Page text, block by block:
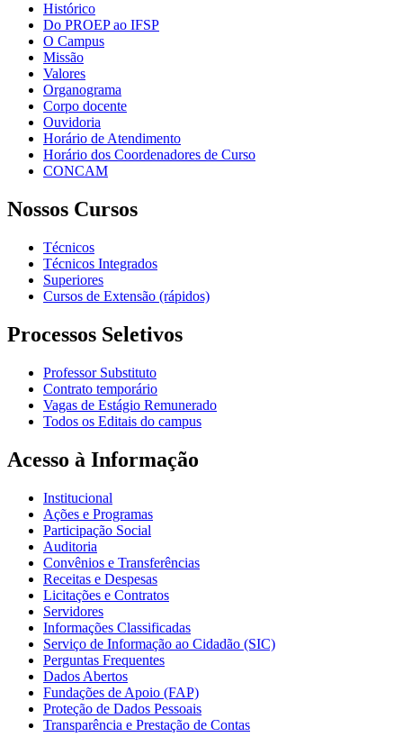
Histórico
Do PROEP ao IFSP
O Campus
Missão
Valores
Organograma
Corpo docente
Ouvidoria
Horário de Atendimento
Horário dos Coordenadores de Curso
CONCAM
Nossos Cursos
Técnicos
Técnicos Integrados
Superiores
Cursos de Extensão (rápidos)
Processos Seletivos
Professor Substituto
Contrato temporário
Vagas de Estágio Remunerado
Todos os Editais do campus
Acesso à Informação
Institucional
Ações e Programas
Participação Social
Auditoria
Convênios e Transferências
Receitas e Despesas
Licitações e Contratos
Servidores
Informações Classificadas
Serviço de Informação ao Cidadão (SIC)
Perguntas Frequentes
Dados Abertos
Fundações de Apoio (FAP)
Proteção de Dados Pessoais
Transparência e Prestação de Contas